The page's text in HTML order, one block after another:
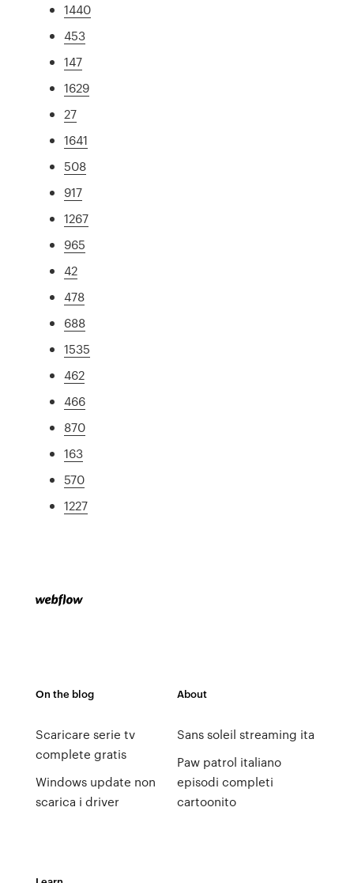
1440
453
147
1629
27
1641
508
917
1267
965
42
478
688
1535
462
466
870
163
570
1227
On the blog
Scaricare serie tv
complete gratis
Windows update non
scarica i driver
About
Sans soleil streaming ita
Paw patrol italiano
episodi completi
cartoonito